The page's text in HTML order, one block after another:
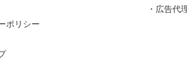
ポリシー
広告代